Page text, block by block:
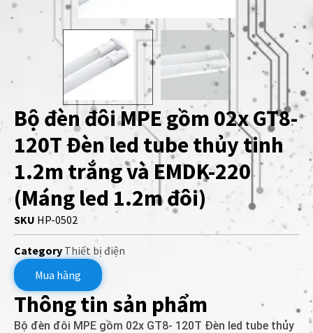
Bộ đèn đôi MPE gồm 02x GT8-
120T Đèn led tube thủy tinh
1.2m trắng và EMDK-220
(Máng led 1.2m đôi)
SKU HP-0502
Category Thiết bị điện
Mua hàng
Thông tin sản phẩm
Bộ đèn đôi MPE gồm 02x GT8- 120T Đèn led tube thủy